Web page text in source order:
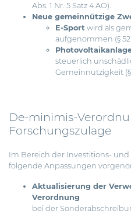
Abs. 1 Nr. 5 Satz 4 AO).
Neue gemeinnützige
E-Sport wird als
aufgenommen (§ 52
steuerlich
Gemeinnützigkeit (§
De-minimis-
Forschungszulage
Im Bereich der Investitions-
folgende Anpassungen
Aktualisierung der
Verordnung
bei der